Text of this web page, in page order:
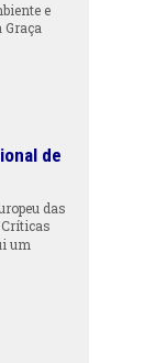
e
de
das
um